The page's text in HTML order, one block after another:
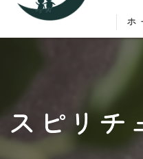
ホ
スピリチ